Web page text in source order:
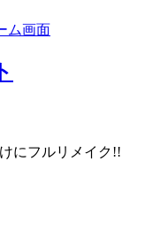
にフルリメイク!!